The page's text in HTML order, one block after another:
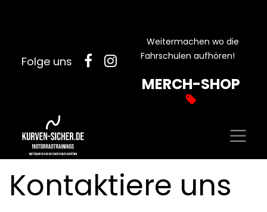
Folge uns
Weitermachen wo die
Fahrschulen aufhören!
MERCH-SHOP
Kontaktiere uns